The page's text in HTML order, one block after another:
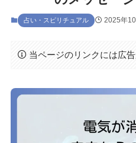
占い・スピリチュアル 2025年
当ページのリンクには広